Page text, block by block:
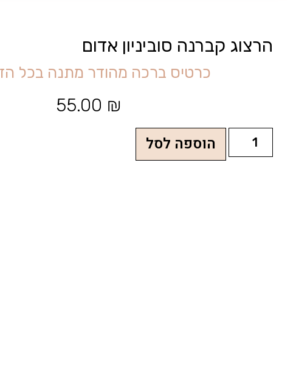
הרצוג קברנה סוביניון אדום
כרטיס ברכה מהודר מתנה בכל הז
55.00 ₪
הוספה לסל